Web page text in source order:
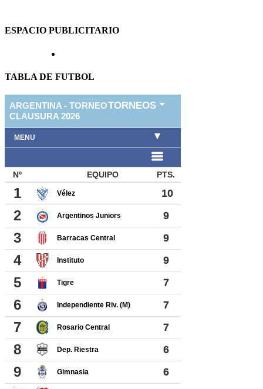
ESPACIO PUBLICITARIO
TABLA DE FUTBOL